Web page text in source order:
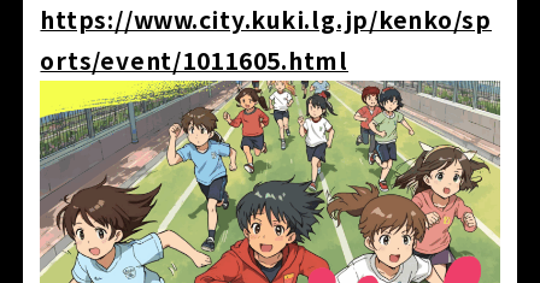
https://www.city.kuki.lg.jp/kenko/sp
orts/event/1011605.html